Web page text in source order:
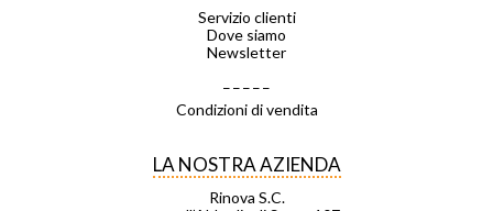
Servizio clienti
Dove siamo
Newsletter
Condizioni di vendita
LA NOSTRA AZIENDA
Rinova S.C.